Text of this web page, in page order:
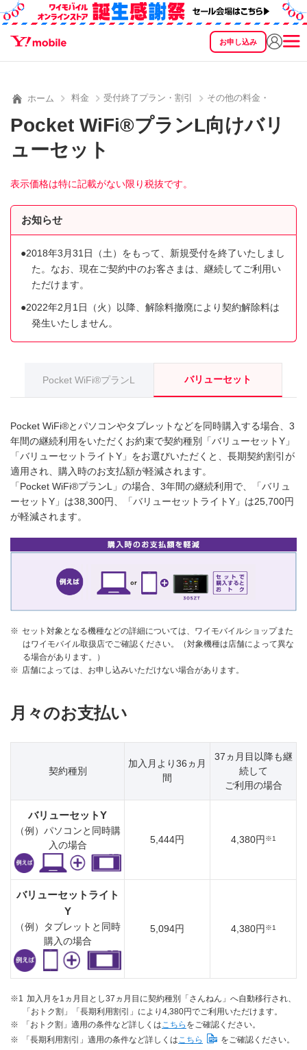
お申し込み
SEARCH
ホーム 料金 受付終了プラン・割引 その他の料金・割引
Pocket WiFi®プランL向けバリ
ューセット
表示価格は特に記載がない限り税抜です。
お知らせ
2018年3月31日（土）をもって、新規受付を終了いたしまし
た。なお、現在ご契約中のお客さまは、継続してご利用い
ただけます。
2022年2月1日（火）以降、解除料撤廃により契約解除料は
発生いたしません。
Pocket WiFi®プランL バリューセット
Pocket WiFi®とパソコンやタブレットなどを同時購入する場合、3
年間の継続利用をいただくお約束で契約種別「バリューセットY」
「バリューセットライトY」をお選びいただくと、長期契約割引が
適用され、購入時のお支払額が軽減されます。
「Pocket WiFi®プランL」の場合、3年間の継続利用で、「バリュ
ーセットY」は38,300円、「バリューセットライトY」は25,700円
が軽減されます。
※ セット対象となる機種などの詳細については、ワイモバイルショップまた
はワイモバイル取扱店でご確認ください。（対象機種は店舗によって異な
る場合があります。）
※ 店舗によっては、お申し込みいただけない場合があります。
月々のお支払い
契約種別
加入月より36ヵ月
間
37ヵ月目以降も継
続して
ご利用の場合
バリューセットY
（例）パソコンと同時購
入の場合
5,444円 4,380円 ※1
バリューセットライト
Y
（例）タブレットと同時
購入の場合
5,094円 4,380円 ※1
※1 加入月を1ヵ月目とし37ヵ月目に契約種別「さんねん」へ自動移行され、
「おトク割」「長期利用割引」により4,380円でご利用いただけます。
※
「おトク割」適用の条件など詳しくはこちら をご確認ください。
※
「長期利用割引」適用の条件など詳しくはこちら をご確認ください。